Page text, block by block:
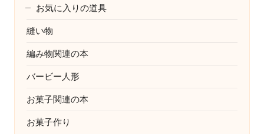
お気に入りの道具
縫い物
編み物関連の本
バービー人形
お菓子関連の本
お菓子作り